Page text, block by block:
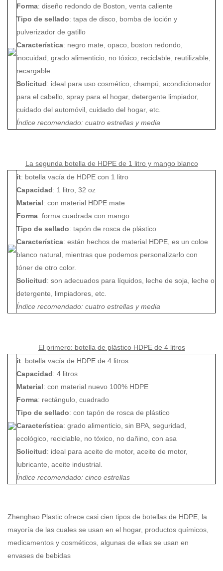
Forma: diseño redondo de Boston, venta caliente
Tipo de sellado: tapa de disco, bomba de loción y
pulverizador de gatillo
Característica: negro mate, opaco, boston redondo,
inocuidad, grado alimenticio, no tóxico, reciclable, reutilizable,
recargable.
Solicitud: ideal para uso cosmético, champú, acondicionador
para el cabello, spray para el hogar, detergente limpiador,
cuidado del automóvil, cuidado del hogar, etc.
Índice recomendado: cuatro estrellas y media
La segunda botella de HDPE de 1 litro y mango blanco
ít: botella vacía de HDPE con 1 litro
Capacidad: 1 litro, 32 oz
Material: con material HDPE mate
Forma: forma cuadrada con mango
Tipo de sellado: tapón de rosca de plástico
Característica: están hechos de material HDPE, es un coloe
blanco natural, mientras que podemos personalizarlo con
tóner de otro color.
Solicitud: son adecuados para líquidos, leche de soja, leche o
detergente, limpiadores, etc.
Índice recomendado: cuatro estrellas y media
El primero: botella de plástico HDPE de 4 litros
ít: botella vacía de HDPE de 4 litros
Capacidad: 4 litros
Material: con material nuevo 100% HDPE
Forma: rectángulo, cuadrado
Tipo de sellado: con tapón de rosca de plástico
Característica: grado alimenticio, sin BPA, seguridad,
ecológico, reciclable, no tóxico, no dañino, con asa
Solicitud: ideal para aceite de motor, aceite de motor,
lubricante, aceite industrial.
Índice recomendado: cinco estrellas
Zhenghao Plastic ofrece casi cien tipos de botellas de HDPE, la
mayoría de las cuales se usan en el hogar, productos químicos,
medicamentos y cosméticos, algunas de ellas se usan en
envases de bebidas